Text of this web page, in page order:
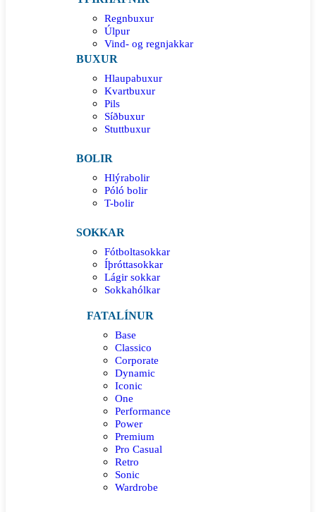
Regnbuxur
Úlpur
Vind- og regnjakkar
BUXUR
Hlaupabuxur
Kvartbuxur
Pils
Síðbuxur
Stuttbuxur
BOLIR
Hlýrabolir
Póló bolir
T-bolir
SOKKAR
Fótboltasokkar
Íþróttasokkar
Lágir sokkar
Sokkahólkar
FATALÍNUR
Base
Classico
Corporate
Dynamic
Iconic
One
Performance
Power
Premium
Pro Casual
Retro
Sonic
Wardrobe